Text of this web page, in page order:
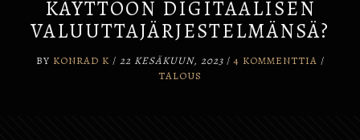
KÄYTTÖÖN DIGITAALISEN
VALUUTTAJÄRJESTELMÄNSÄ?
BY KONRAD K / 22 KESÄKUUN, 2023/4 KOMMENTTIA /
TALOUS